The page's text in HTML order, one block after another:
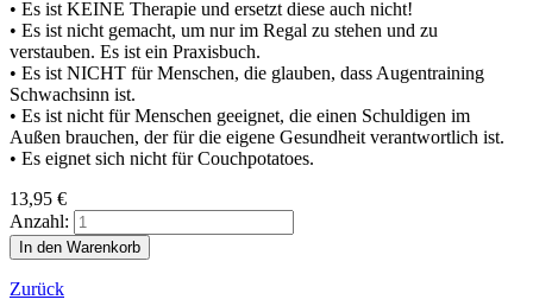
• Es ist KEINE Therapie und ersetzt diese auch nicht!
• Es ist nicht gemacht, um nur im Regal zu stehen und zu
verstauben. Es ist ein Praxisbuch.
• Es ist NICHT für Menschen, die glauben, dass Augentraining
Schwachsinn ist.
• Es ist nicht für Menschen geeignet, die einen Schuldigen im
Außen brauchen, der für die eigene Gesundheit verantwortlich ist.
• Es eignet sich nicht für Couchpotatoes.
13,95 €
Anzahl:
Zurück